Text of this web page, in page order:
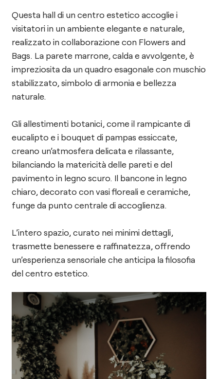
Questa hall di un centro estetico accoglie i
visitatori in un ambiente elegante e naturale,
realizzato in collaborazione con Flowers and
Bags. La parete marrone, calda e avvolgente, è
impreziosita da un quadro esagonale con muschio
stabilizzato, simbolo di armonia e bellezza
naturale.
Gli allestimenti botanici, come il rampicante di
eucalipto e i bouquet di pampas essiccate,
creano un’atmosfera delicata e rilassante,
bilanciando la matericità delle pareti e del
pavimento in legno scuro. Il bancone in legno
chiaro, decorato con vasi floreali e ceramiche,
funge da punto centrale di accoglienza.
L’intero spazio, curato nei minimi dettagli,
trasmette benessere e raffinatezza, offrendo
un’esperienza sensoriale che anticipa la filosofia
del centro estetico.